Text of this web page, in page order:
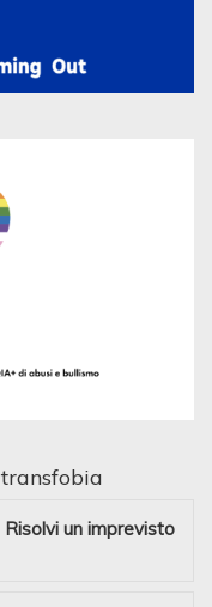
Risolvi un imprevisto